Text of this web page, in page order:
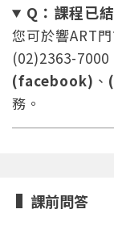
您將收到
系
點擊下方
Q：課程已
您可於響ART
(02)2363-7000
(facebook) 、
務。
課前問答